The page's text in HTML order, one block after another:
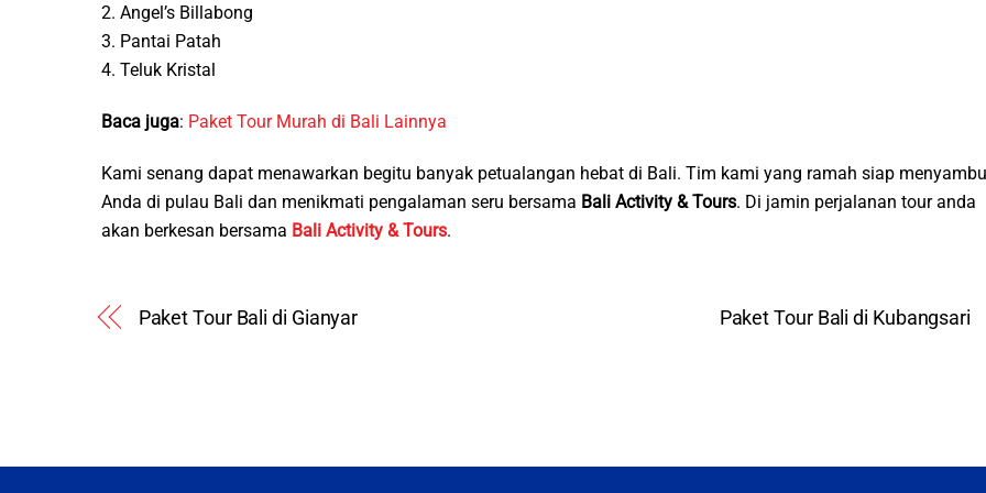
2. Angel’s Billabong
3. Pantai Patah
4. Teluk Kristal
Baca juga: Paket Tour Murah di Bali Lainnya
Kami senang dapat menawarkan begitu banyak petualangan hebat di Bali. Tim kami yang ramah siap
Anda di pulau Bali dan menikmati pengalaman seru bersama Bali Activity & Tours. Di jamin perjalanan tour anda
akan berkesan bersama Bali Activity & Tours.
Paket Tour Bali di Gianyar Paket Tour Bali di Kubangsari